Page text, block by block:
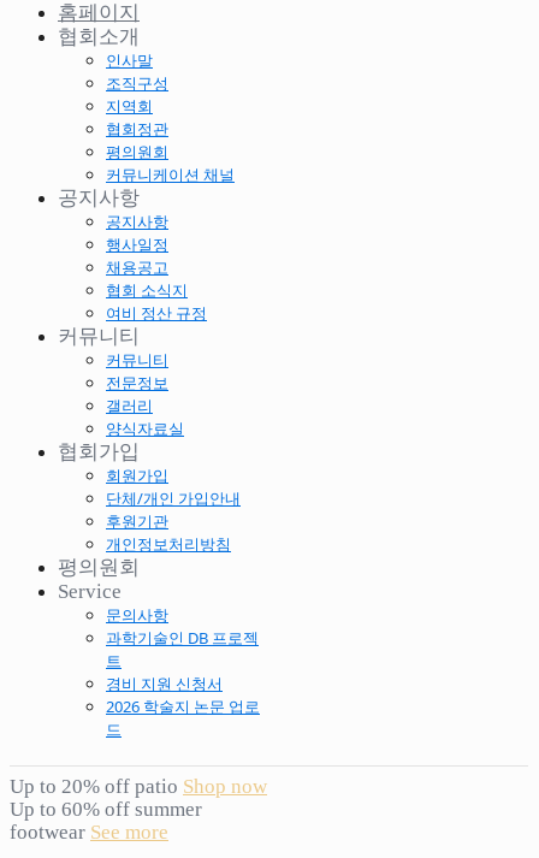
홈페이지
협회소개
인사말
조직구성
지역회
협회정관
평의원회
커뮤니케이션 채널
공지사항
공지사항
행사일정
채용공고
협회 소식지
여비 정산 규정
커뮤니티
커뮤니티
전문정보
갤러리
양식자료실
협회가입
회원가입
단체/개인 가입안내
후원기관
개인정보처리방침
평의원회
Service
문의사항
과학기술인 DB 프로젝
트
경비 지원 신청서
2026 학술지 논문 업로
드
Up to 20% off patio Shop now
Up to 60% off summer
footwear See more